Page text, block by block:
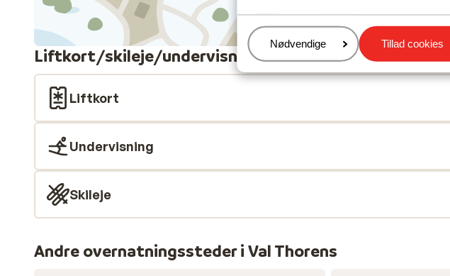
Administrer
Nødvendige Tillad cookies
Afstand til
Liftkort/skileje/undervisning
Liftkort
Undervisning
Skileje
Andre overnatningssteder i Val Thorens